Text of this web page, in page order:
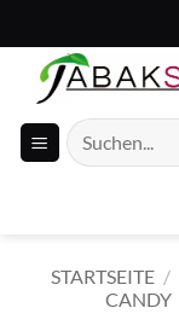
Inhalt
springen
Suche
nach:
STARTSEITE /
CANDY